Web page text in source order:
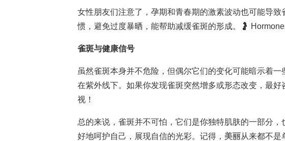
女性朋友们注意了，孕期和青春期的激素波动也可能导
惯，避免过度暴晒，能帮助减缓雀斑的形成。🤰
雀斑与健康信号
虽然雀斑本身并不危险，但偶尔它们的变化可能暗示着
在紫外线下。如果你发现雀斑突然增多或形态改变，最
视！
总的来说，雀斑并不可怕，它们是你独特肌肤的一部分
好地呵护自己，展现自信的光彩。记得， 美丽从来都不是